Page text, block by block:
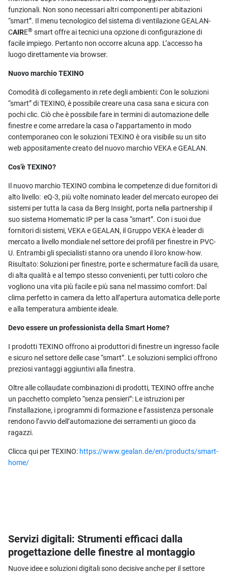
funzionali. Non sono necessari altri componenti per abitazioni
“smart”. Il menu tecnologico del sistema di ventilazione GEALAN-
CAIRE® smart offre ai tecnici una opzione di configurazione di
facile impiego. Pertanto non occorre alcuna app. L’accesso ha
luogo direttamente via browser.
Nuovo marchio TEXINO
Comodità di collegamento in rete degli ambienti: Con le soluzioni
“smart” di TEXINO, è possibile creare una casa sana e sicura con
pochi clic. Ciò che è possibile fare in termini di automazione delle
finestre e come arredare la casa o l’appartamento in modo
contemporaneo con le soluzioni TEXINO è ora visibile su un sito
web appositamente creato del nuovo marchio VEKA e GEALAN.
Cos’è TEXINO?
Il nuovo marchio TEXINO combina le competenze di due fornitori di
alto livello: eQ-3, più volte nominato leader del mercato europeo dei
sistemi per tutta la casa da Berg Insight, porta nella partnership il
suo sistema Homematic IP per la casa “smart”. Con i suoi due
fornitori di sistemi, VEKA e GEALAN, il Gruppo VEKA è leader di
mercato a livello mondiale nel settore dei profili per finestre in PVC-
U. Entrambi gli specialisti stanno ora unendo il loro know-how.
Risultato: Soluzioni per finestre, porte e schermature facili da usare,
di alta qualità e al tempo stesso convenienti, per tutti coloro che
vogliono una vita più facile e più sana nel massimo comfort: Dal
clima perfetto in camera da letto all’apertura automatica delle porte
e alla temperatura ambiente ideale.
Devo essere un professionista della Smart Home?
I prodotti TEXINO offrono ai produttori di finestre un ingresso facile
e sicuro nel settore delle case “smart”. Le soluzioni semplici offrono
preziosi vantaggi aggiuntivi alla finestra.
Oltre alle collaudate combinazioni di prodotti, TEXINO offre anche
un pacchetto completo “senza pensieri”: Le istruzioni per
l’installazione, i programmi di formazione e l’assistenza personale
rendono l’avvio dell’automazione dei serramenti un gioco da
ragazzi.
Clicca qui per TEXINO: https://www.gealan.de/en/products/smart-
home/
Servizi digitali: Strumenti efficaci dalla
progettazione delle finestre al montaggio
Nuove idee e soluzioni digitali sono decisive anche per il settore